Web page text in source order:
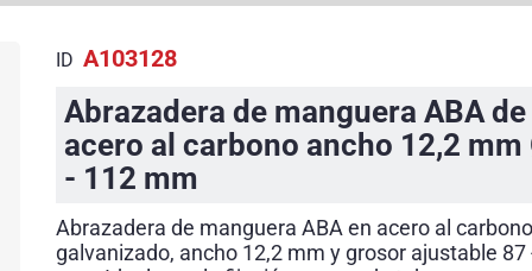
ID A103128
Abrazadera de manguera ABA de
acero al carbono ancho 12,2 mm
- 112 mm
Abrazadera de manguera ABA en acero al
galvanizado, ancho 12,2 mm y grosor ajustable 87